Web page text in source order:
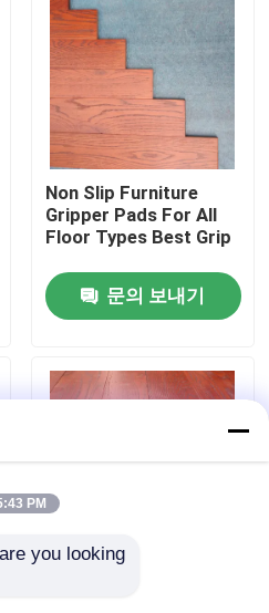
Non Slip Furniture
Gripper Pads For All
Floor Types Best Grip
문의 보내기
PM
you looking